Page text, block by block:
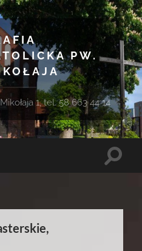
PW.
1, tel. 58 663 44 14
Toggle